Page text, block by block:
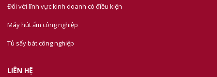
Đối với lĩnh vực kinh doanh có điều kiện
Máy hút ẩm công nghiệp
Tủ sấy bát công nghiệp
LIÊN HỆ